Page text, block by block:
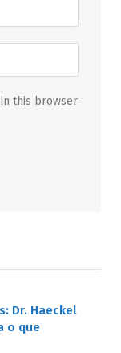
in this browser
Dr. Haeckel
o que